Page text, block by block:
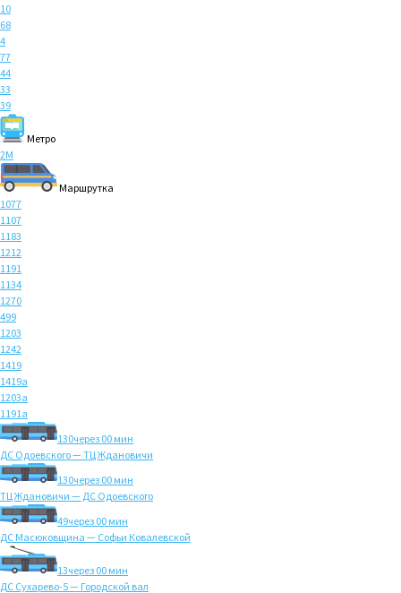
10
68
4
77
44
33
39
Метро
2M
Маршрутка
1077
1107
1183
1212
1191
1134
1270
499
1203
1242
1419
1419а
1203а
1191а
130через 00 мин
ДС Одоевского — ТЦ Ждановичи
130через 00 мин
ТЦ Ждановичи — ДС Одоевского
49через 00 мин
ДС Масюковщина — Софьи Ковалевской
13через 00 мин
ДС Сухарево-5 — Городской вал